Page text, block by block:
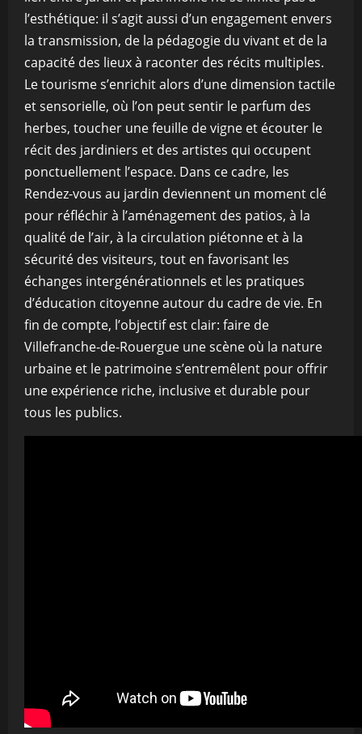
l’esthétique: il s’agit aussi d’un engagement envers
la transmission, de la pédagogie du vivant et de la
capacité des lieux à raconter des récits multiples.
Le tourisme s’enrichit alors d’une dimension tactile
et sensorielle, où l’on peut sentir le parfum des
herbes, toucher une feuille de vigne et écouter le
récit des jardiniers et des artistes qui occupent
ponctuellement l’espace. Dans ce cadre, les
Rendez-vous au jardin deviennent un moment clé
pour réfléchir à l’aménagement des patios, à la
qualité de l’air, à la circulation piétonne et à la
sécurité des visiteurs, tout en favorisant les
échanges intergénérationnels et les pratiques
d’éducation citoyenne autour du cadre de vie. En
fin de compte, l’objectif est clair: faire de
Villefranche-de-Rouergue une scène où la nature
urbaine et le patrimoine s’entremêlent pour offrir
une expérience riche, inclusive et durable pour
tous les publics.